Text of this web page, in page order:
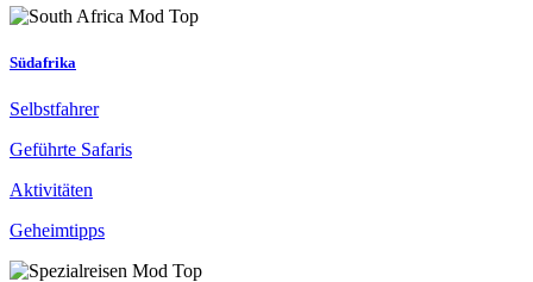
Südafrika
Selbstfahrer
Geführte Safaris
Aktivitäten
Geheimtipps